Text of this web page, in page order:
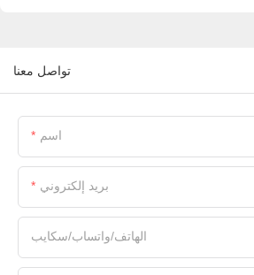
تواصل معنا
اسم
بريد إلكتروني
الهاتف/واتساب/سكايب